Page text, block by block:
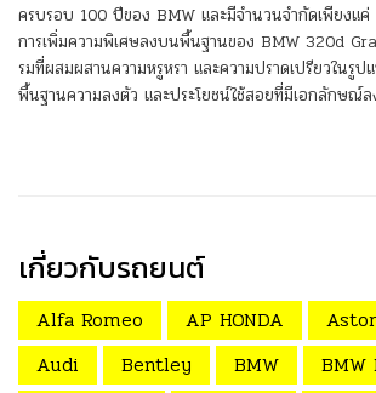
ครบรอบ 100 ปีของ BMW และมีจำนวนจำกัดเพียงแ
การเพิ่มความพิเศษลงบนพื้นฐานของ BMW 320d
รมที่ผสมผสานความหรูหรา และความปราดเปรียวในรู
พื้นฐานความลงตัว และประโยชน์ใช้สอยที่มีเอกลักษณ์ล
เกี่ยวกับรถยนต์
Alfa Romeo AP HONDA
Audi
Bentley BMW
BMW